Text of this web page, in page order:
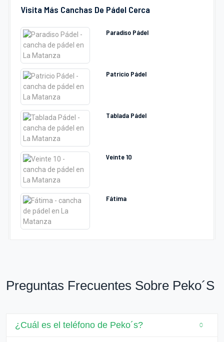
Visita Más Canchas De Pádel Cerca
Paradiso Pádel
Patricio Pádel
Tablada Pádel
Veinte 10
Fátima
Preguntas Frecuentes Sobre Peko´s
¿Cuál es el teléfono de Peko´s?